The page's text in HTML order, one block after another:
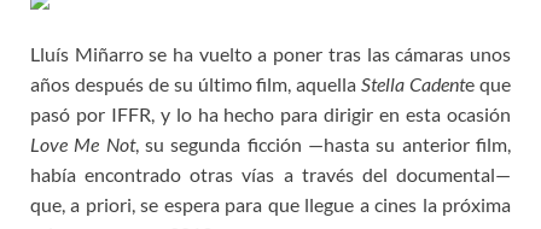
b
o
o
k
t
e
o
d
o
n
L
i
n
k
a
m
e
e
r
e
s
t
Lluís Miñarro se ha vuelto a poner tras las cámaras unos
años después de su último film, aquellaStella Cadente que
pasó por IFFR, y lo ha hecho para dirigir en esta ocasión
Love Me Not, su segunda ficción —hasta su anterior film,
había encontrado otras vías a través del documental—
que, a priori, se espera para que llegue a cines la próxima